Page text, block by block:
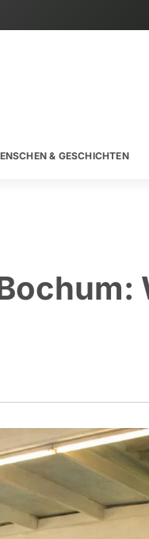
& GESCHICHTEN